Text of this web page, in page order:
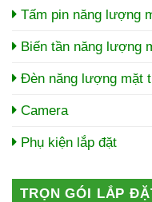
Tấm pin năng lượng
Biến tần năng lượng
Đèn năng lượng mặt
Camera
Phụ kiện lắp đặt
TRỌN GÓI LẮP